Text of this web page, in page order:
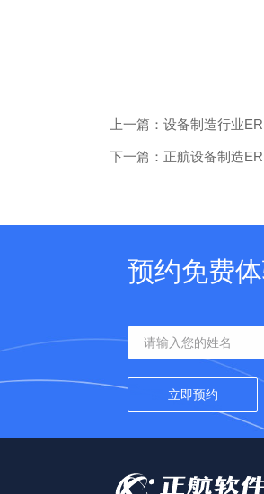
上一篇：‌设备制造行业
下一篇：正航设备制造
预约免费